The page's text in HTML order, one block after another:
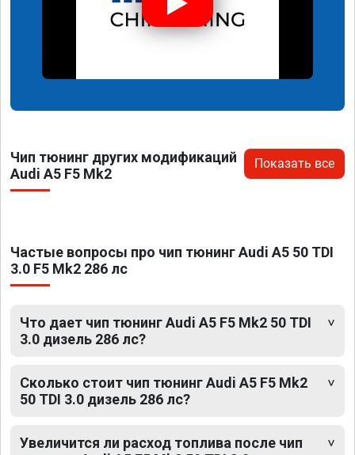
Чип тюнинг других модификаций
Audi A5 F5 Mk2
Показать все
Частые вопросы про чип тюнинг Audi A5 50 TDI
3.0 F5 Mk2 286 лс
Что дает чип тюнинг Audi A5 F5 Mk2 50 TDI
3.0 дизель 286 лс?
Сколько стоит чип тюнинг Audi A5 F5 Mk2
50 TDI 3.0 дизель 286 лс?
Увеличится ли расход топлива после чип